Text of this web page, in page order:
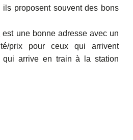
ils proposent souvent des bons
est une bonne adresse avec un
prix pour ceux qui arrivent
qui arrive en train à la station